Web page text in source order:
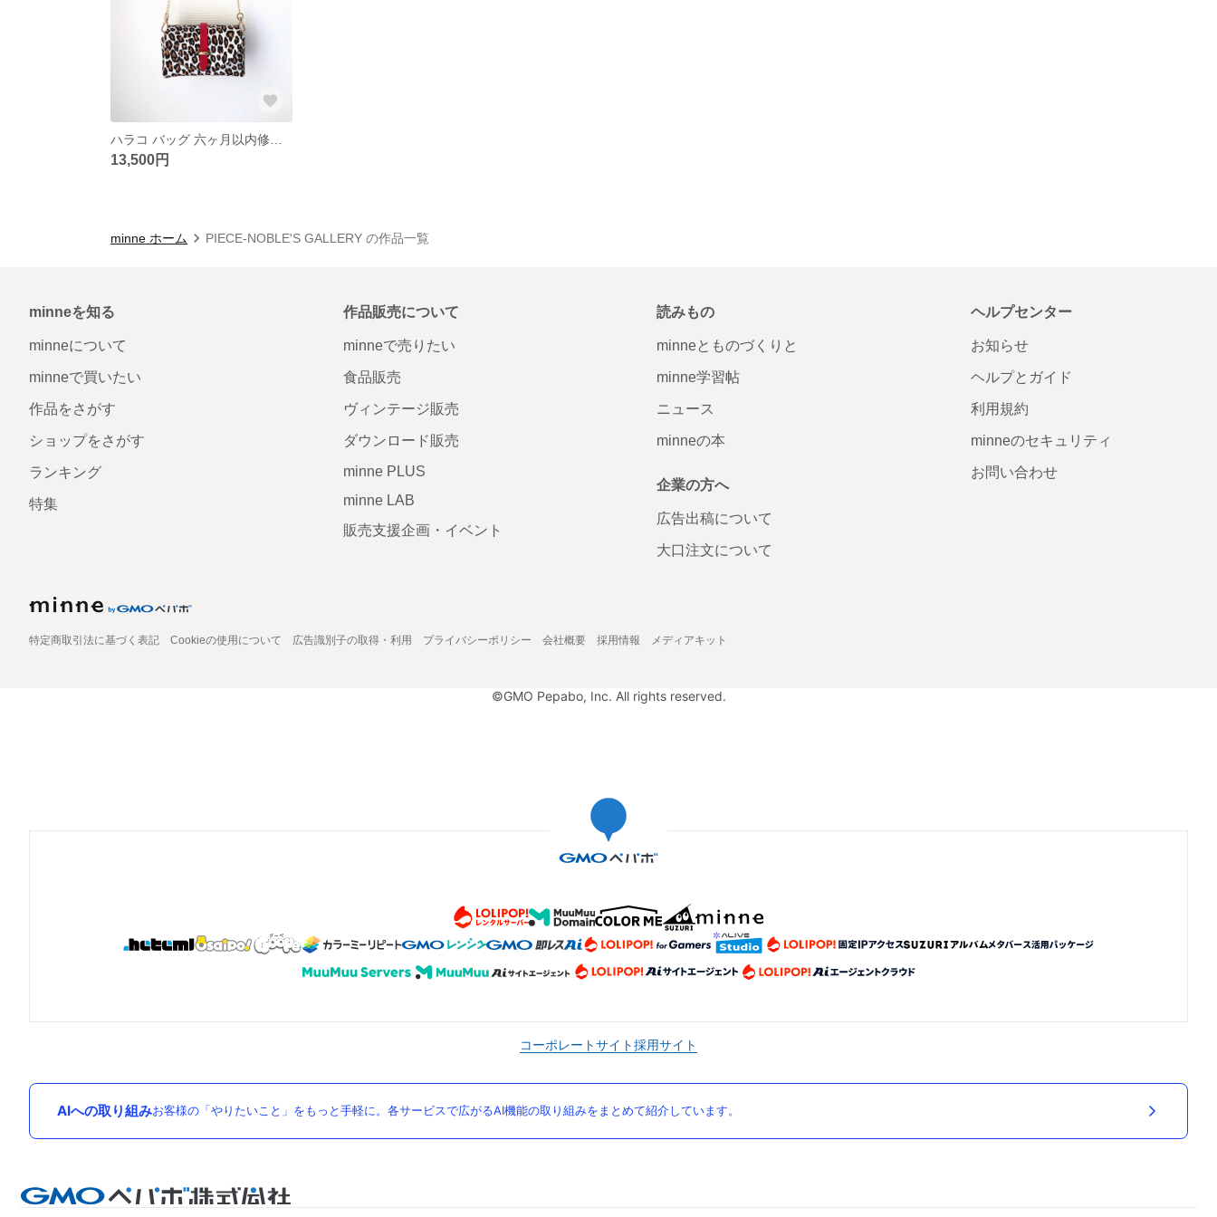
13,500円
minne ホーム PIECE-NOBLE'S GALLERY の作品一覧
minneを知る
minneについて
minneで買いたい
作品をさがす
ショップをさがす
ランキング
特集
作品販売について
minneで売りたい
食品販売
ヴィンテージ販売
ダウンロード販売
minne PLUS
minne LAB
販売支援企画・イベント
読みもの
minneとものづくりと
minne学習帖
ニュース
minneの本
企業の方へ
広告出稿について
大口注文について
ヘルプセンター
お知らせ
ヘルプとガイド
利用規約
minneのセキュリティ
お問い合わせ
特定商取引法に基づく表記 Cookieの使用について 広告識別子の取得・利用 プライバシーポリシー 会社概要 採用情報 メディアキット
©GMO Pepabo, Inc. All rights reserved.
コーポレートサイト採用サイト
AIへの取り組みお客様の「やりたいこと」をもっと手軽に。各サービスで広がるAI機能の取り組みをまとめて紹介しています。